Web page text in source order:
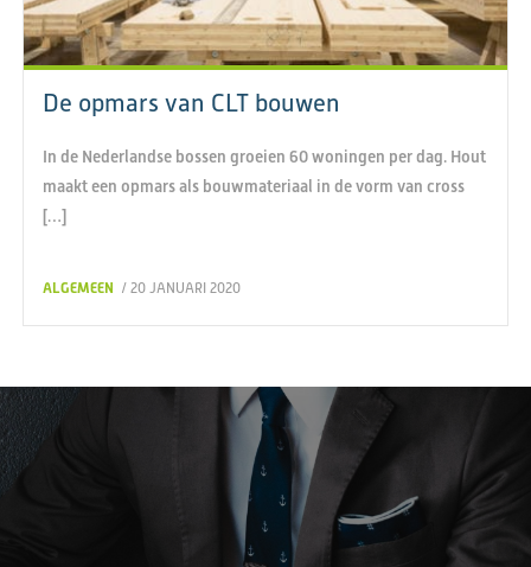
De opmars van CLT bouwen
In de Nederlandse bossen groeien 60 woningen per dag. Hout
maakt een opmars als bouwmateriaal in de vorm van cross
[…]
ALGEMEEN / 20 JANUARI 2020